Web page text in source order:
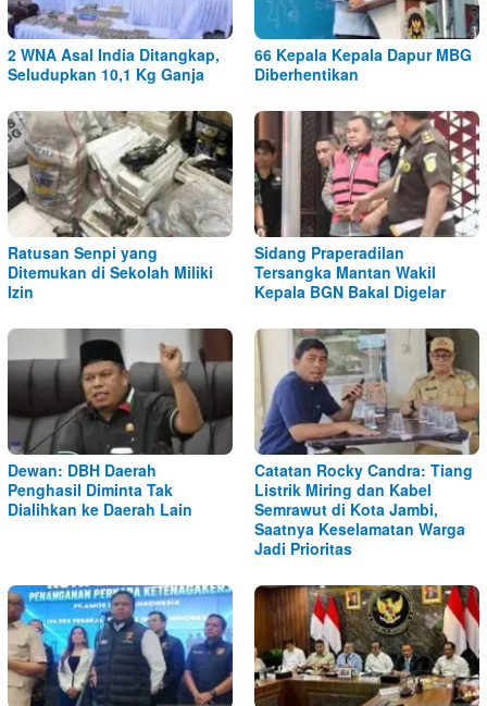
2 WNA Asal India Ditangkap,
Seludupkan 10,1 Kg Ganja
66 Kepala Kepala Dapur MBG
Diberhentikan
Ratusan Senpi yang
Ditemukan di Sekolah Miliki
Izin
Sidang Praperadilan
Tersangka Mantan Wakil
Kepala BGN Bakal Digelar
Dewan: DBH Daerah
Penghasil Diminta Tak
Dialihkan ke Daerah Lain
Catatan Rocky Candra: Tiang
Listrik Miring dan Kabel
Semrawut di Kota Jambi,
Saatnya Keselamatan Warga
Jadi Prioritas